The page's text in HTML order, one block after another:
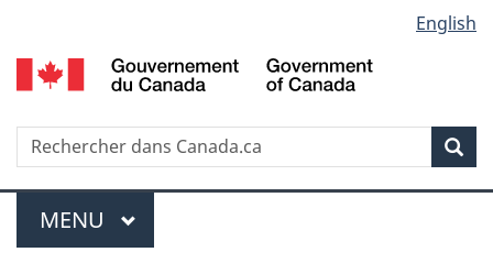
au
contenu
propos
de
la
HTML
simplifiée
selection
English
Recherche
Menu
MENU PRINCIPAL